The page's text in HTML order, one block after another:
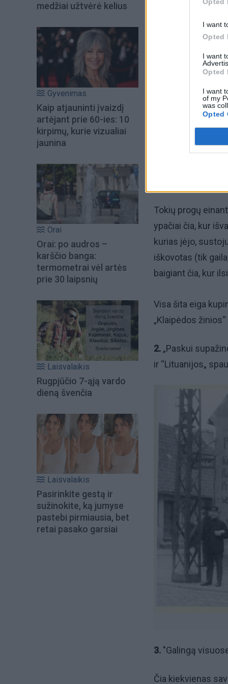
I want
Opted
I want
Opted
I want
of my
was
Opted
medžiai užtvėrė kelius
Gyvenimas
Kaip atjauninti įvaizdį
artėjant prie 60-ies: 10
kirpimų, kurie vizualiai
jaunina
Orai
Orai: po audros –
karščio banga:
termometrai vėl artės
prie 30 laipsnių
Laisvalaikis
Rugpjūčio 7-ąją vardo
dieną švenčia
Laisvalaikis
Pasirinkite gestą ir
sužinokite, ką jumyse
pastebi pirmiausia, bet
retai pasako garsiai
Tokių progų
ypačiai čia, kur
kurias įėjo,
iškovotas (tik
baigiant čia, kur
Visa šita eiga
„Klaipėdos
2. „Paskui
ir “Lituanijos„
3. "Galingą
Čia kiekvienas